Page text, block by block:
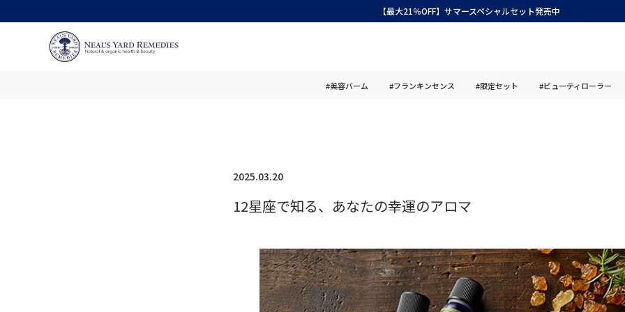
【最大21％OFF】サマースペシャルセット発売中
#美容バーム #フランキンセンス #限定セット #ビューティローラー
2025.03.20
12星座で知る、あなたの幸運のアロマ